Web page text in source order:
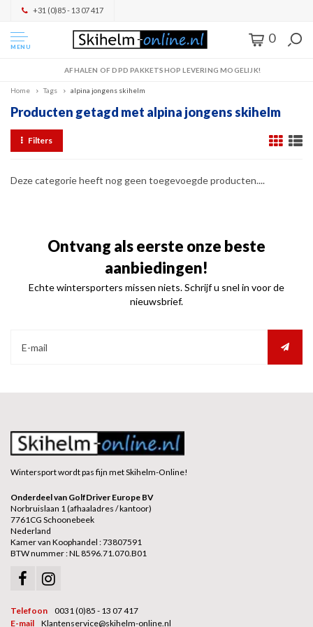
+31 (0)85 - 13 07 417
MENU
0
AFHALEN OF DPD PAKKETSHOP LEVERING MOGELIJK!
Home Tags alpina jongens skihelm
Producten getagd met alpina jongens skihelm
Filters
Deze categorie heeft nog geen toegevoegde producten....
Ontvang als eerste onze beste
aanbiedingen!
Echte wintersporters missen niets. Schrijf u snel in voor de
nieuwsbrief.
Wintersport wordt pas fijn met Skihelm-Online!
Onderdeel van GolfDriver Europe BV
Norbruislaan 1 (afhaaladres / kantoor)
7761CG Schoonebeek
Nederland
Kamer van Koophandel : 73807591
BTW nummer : NL 8596.71.070.B01
Telefoon
0031 (0)85 - 13 07 417
E-mail
Klantenservice@skihelm-online.nl